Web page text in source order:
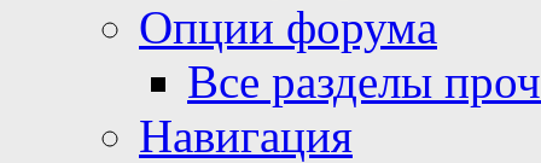
Опции форума
Все разделы
Навигация